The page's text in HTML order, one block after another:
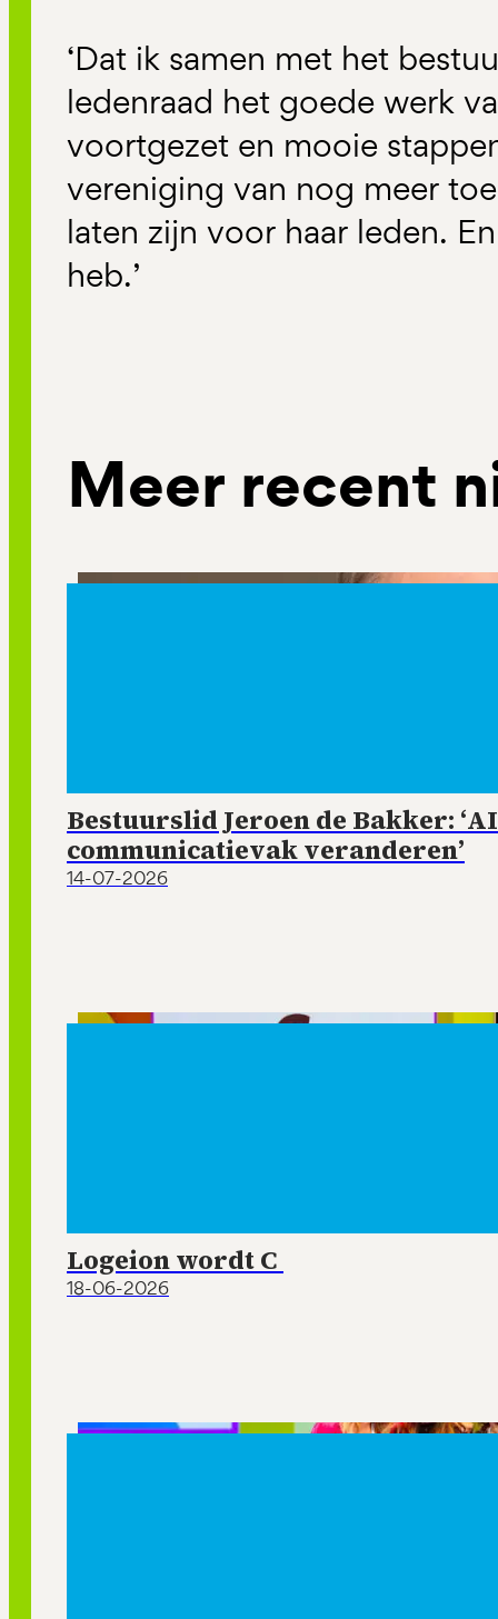
‘Dat ik samen met het
ledenraad het goede werk
voortgezet en mooie
vereniging van nog meer
laten zijn voor haar leden.
heb.’
Meer recent
Bestuurslid Jeroen de Bakker:
communicatievak veranderen’
14-07-2026
Logeion wordt C
18-06-2026